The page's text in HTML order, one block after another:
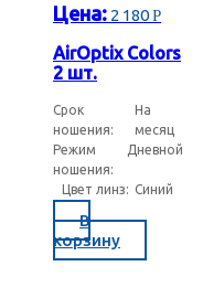
Цена: 2 180Р
AirOptix Colors
2 шт.
Срок
ношения:
На
месяц
Режим
ношения:
Дневной
Цвет линз: Синий
В
корзину